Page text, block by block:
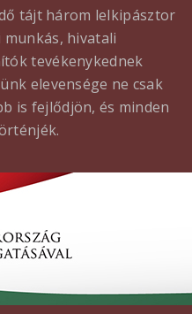
tájt három lelkipásztor
hivatali
tevékenykednek
elevensége ne csak
is fejlődjön, és minden